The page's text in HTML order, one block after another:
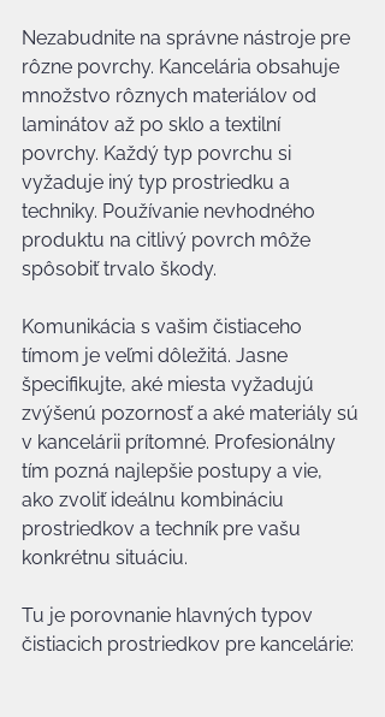
Nezabudnite na správne nástroje pre
rôzne povrchy. Kancelária obsahuje
množstvo rôznych materiálov od
laminátov až po sklo a textilní
povrchy. Každý typ povrchu si
vyžaduje iný typ prostriedku a
techniky. Používanie nevhodného
produktu na citlivý povrch môže
spôsobiť trvalo škody.
Komunikácia s vašim čistiaceho
tímom je veľmi dôležitá. Jasne
špecifikujte, aké miesta vyžadujú
zvýšenú pozornosť a aké materiály sú
v kancelárii prítomné. Profesionálny
tím pozná najlepšie postupy a vie,
ako zvoliť ideálnu kombináciu
prostriedkov a techník pre vašu
konkrétnu situáciu.
Tu je porovnanie hlavných typov
čistiacich prostriedkov pre kancelárie: